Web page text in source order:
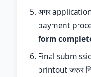
अगर
payment
form complete
Final
printout जरूर